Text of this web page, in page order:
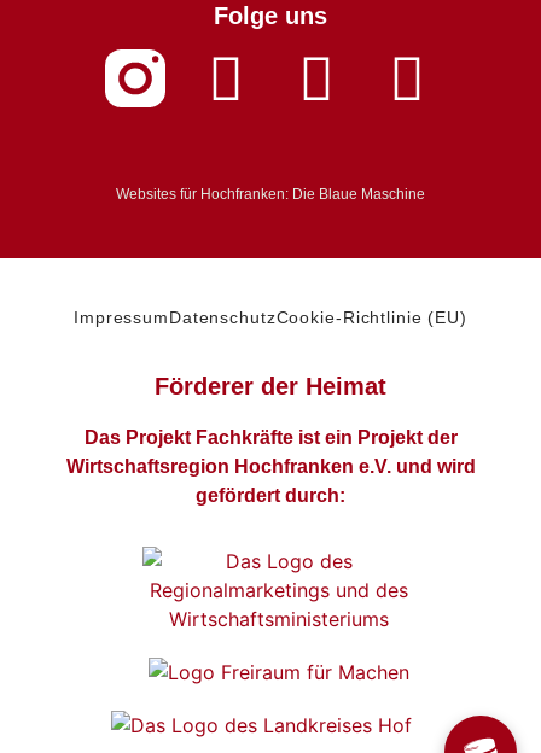
Folge uns
Websites für Hochfranken: Die Blaue Maschine
ImpressumDatenschutzCookie-Richtlinie (EU)
Förderer der Heimat
Das Projekt Fachkräfte ist ein Projekt der
Wirtschaftsregion Hochfranken e.V. und wird
gefördert durch: